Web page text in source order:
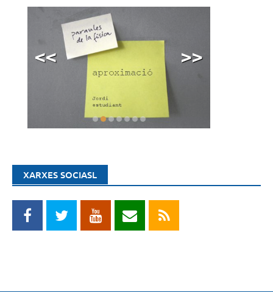
<< >>
XARXES SOCIASL